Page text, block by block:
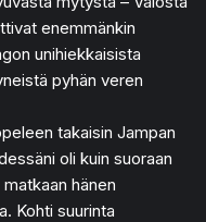
enemmänkin
unihiekkaisista
pyhän veren
takaisin Jampan
oli kuin suoraan
hänen
Kohti suurinta